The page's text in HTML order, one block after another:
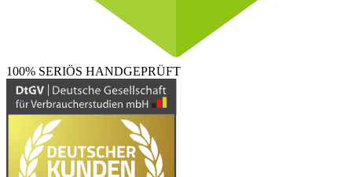
100% SERIÖS HANDGEPRÜFT